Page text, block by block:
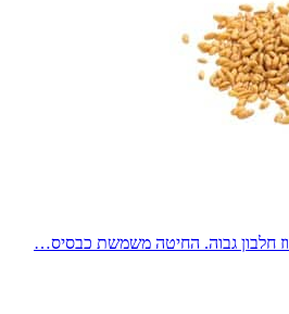
חלבון גבוה. החיטה משמשת כבסיס…